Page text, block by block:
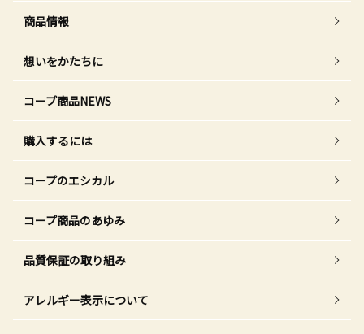
商品情報
想いをかたちに
コープ商品NEWS
購入するには
コープのエシカル
コープ商品のあゆみ
品質保証の取り組み
アレルギー表示について